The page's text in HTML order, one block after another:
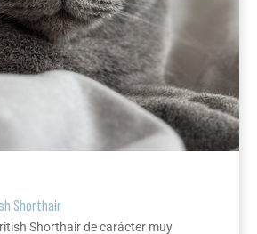
Shorthair
Shorthair de carácter muy